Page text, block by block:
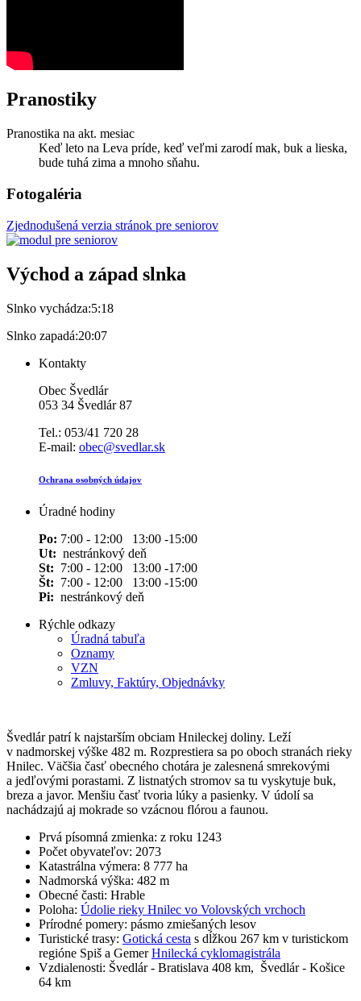
Pranostiky
Pranostika na akt. mesiac
Keď leto na Leva príde, keď veľmi zarodí mak, buk a lieska,
bude tuhá zima a mnoho sňahu.
Fotogaléria
Zjednodušená verzia stránok pre seniorov
Východ a západ slnka
Slnko vychádza:5:18
Slnko zapadá:20:07
Kontakty
Obec Švedlár
053 34 Švedlár 87
Tel.: 053/41 720 28
E-mail: obec@svedlar.sk
Ochrana osobných údajov
Úradné hodiny
Po: 7:00 - 12:00 13:00 -15:00
Ut: nestránkový deň
St: 7:00 - 12:00 13:00 -17:00
Št: 7:00 - 12:00 13:00 -15:00
Pi: nestránkový deň
Rýchle odkazy
Úradná tabuľa
Oznamy
VZN
Zmluvy, Faktúry, Objednávky
Švedlár patrí k najstarším obciam Hnileckej doliny. Leží
v nadmorskej výške 482 m. Rozprestiera sa po oboch stranách rieky
Hnilec. Väčšia časť obecného chotára je zalesnená smrekovými
a jedľovými porastami. Z listnatých stromov sa tu vyskytuje buk,
breza a javor. Menšiu časť tvoria lúky a pasienky. V údolí sa
nachádzajú aj mokrade so vzácnou flórou a faunou.
Prvá písomná zmienka: z roku 1243
Počet obyvateľov: 2073
Katastrálna výmera: 8 777 ha
Nadmorská výška: 482 m
Obecné časti: Hrable
Poloha: Údolie rieky Hnilec vo Volovských vrchoch
Prírodné pomery: pásmo zmiešaných lesov
Turistické trasy: Gotická cesta s dĺžkou 267 km v turistickom
regióne Spiš a GemerHnilecká cyklomagistrála
Vzdialenosti: Švedlár - Bratislava 408 km, Švedlár - Košice
64 km